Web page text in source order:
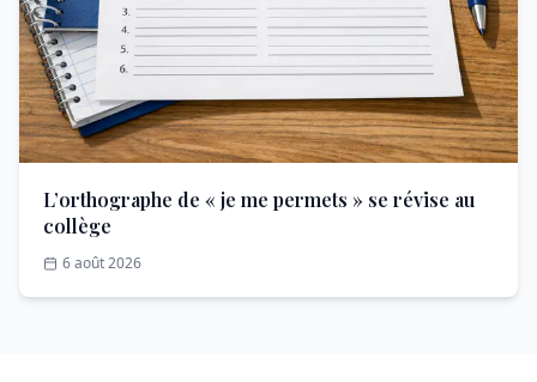
L’orthographe de « je me permets » se révise au
collège
6 août 2026